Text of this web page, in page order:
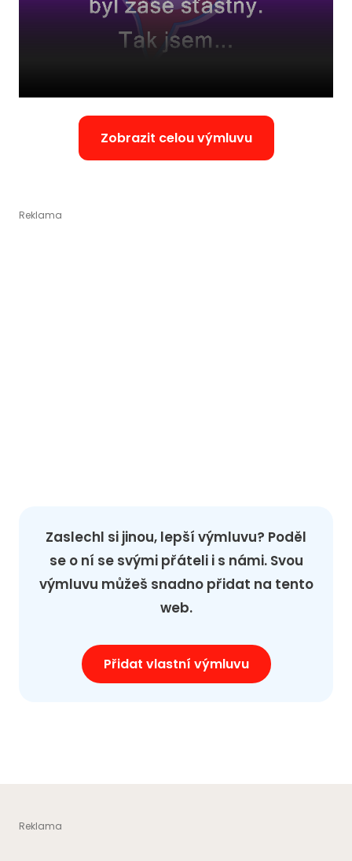
Zobrazit celou výmluvu
Zaslechl si jinou, lepší výmluvu? Poděl
se o ní se svými přáteli i s námi. Svou
výmluvu můžeš snadno přidat na tento
web.
Přidat vlastní výmluvu